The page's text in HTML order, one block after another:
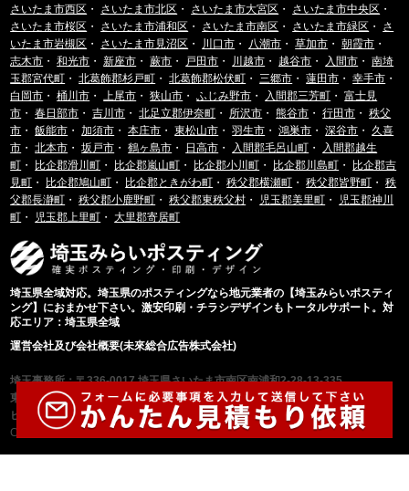
さいたま市西区 ・ さいたま市北区 ・ さいたま市大宮区 ・ さいたま市中央区 ・
さいたま市桜区 ・ さいたま市浦和区 ・ さいたま市南区 ・ さいたま市緑区 ・ さ
いたま市岩槻区 ・ さいたま市見沼区 ・ 川口市 ・ 八潮市 ・草加市 ・朝霞市 ・
志木市 ・和光市 ・新座市 ・蕨市 ・ 戸田市 ・ 川越市 ・ 越谷市 ・ 入間市 ・南埼
玉郡宮代町 ・北葛飾郡杉戸町 ・北葛飾郡松伏町 ・三郷市 ・蓮田市 ・幸手市 ・
白岡市 ・桶川市 ・上尾市 ・狭山市 ・ふじみ野市 ・ 入間郡三芳町 ・富士見
市 ・春日部市 ・吉川市 ・北足立郡伊奈町 ・ 所沢市 ・熊谷市 ・行田市 ・秩父
市 ・飯能市 ・加須市 ・本庄市 ・東松山市 ・羽生市 ・鴻巣市 ・深谷市 ・ 久喜
市 ・北本市 ・坂戸市 ・鶴ヶ島市 ・ 日高市 ・ 入間郡毛呂山町 ・
入間郡越生
町 ・ 比企郡滑川町 ・ 比企郡嵐山町 ・ 比企郡小川町 ・ 比企郡川島町 ・
比企郡吉
見町 ・ 比企郡鳩山町 ・ 比企郡ときがわ町 ・秩父郡横瀬町 ・秩父郡皆野町 ・秩
父郡長瀞町 ・秩父郡小鹿野町 ・秩父郡東秩父村 ・ 児玉郡美里町 ・
児玉郡神川
町 ・ 児玉郡上里町 ・大里郡寄居町
埼玉県全域対応。埼玉県のポスティングなら地元業者の【埼玉みらいポスティ
ング】におまかせ下さい。激安印刷・チラシデザインもトータルサポート。対
応エリア：埼玉県全域
運営会社及び会社概要(未來総合広告株式会社)
埼玉事務所：〒336-0017 埼玉県さいたま市南区南浦和2-28-13-335
東京事務所：〒103-0022 東京都中央区日本橋室町1丁目11番12号 日本橋水野
ビル7F
Copyright©埼玉みらいポスティング, All Rights Reserved.